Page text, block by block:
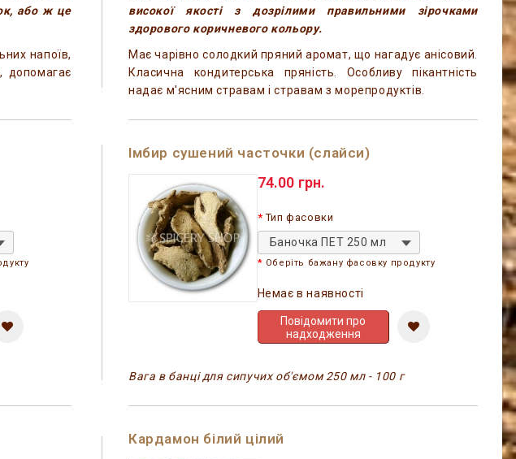
або ж це
напоїв,
допомагає
високої якості з дозрілими правильними зірочками
здорового коричневого кольору.
Має чарівно солодкий пряний аромат, що нагадує анісовий.
Класична кондитерська пряність. Особливу пікантність
надає м'ясним стравам і стравам з морепродуктів.
Імбир сушений часточки (слайси)
74.00 грн.
Тип фасовки
Баночка ПЕТ 250 мл
Оберіть бажану фасовку продукту
Немає в наявності
Повідомити про
надходження
Вага в банці для сипучих об'ємом 250 мл - 100 г
Кардамон білий цілий